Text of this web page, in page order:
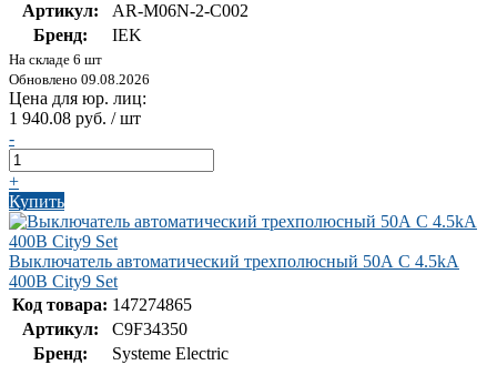
Артикул:
AR-M06N-2-C002
Бренд:
IEK
На складе 6 шт
Обновлено 09.08.2026
Цена для юр. лиц:
1 940.08 руб. / шт
-
+
Купить
Выключатель автоматический трехполюсный 50А С 4.5kA
400В City9 Set
Код товара: 147274865
Артикул:
C9F34350
Бренд:
Systeme Electric